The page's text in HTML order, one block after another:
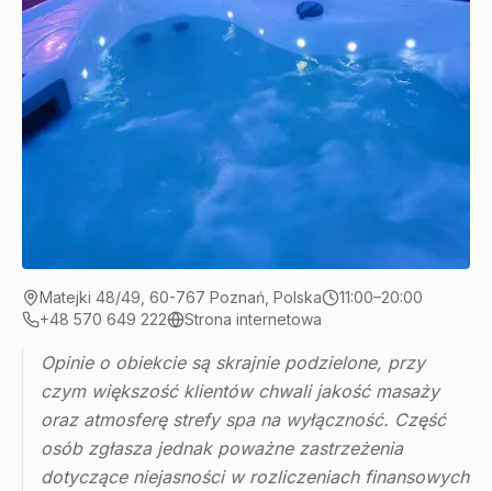
Matejki 48/49, 60-767 Poznań, Polska
11:00–20:00
+48 570 649 222
Strona internetowa
Opinie o obiekcie są skrajnie podzielone, przy
czym większość klientów chwali jakość masaży
oraz atmosferę strefy spa na wyłączność. Część
osób zgłasza jednak poważne zastrzeżenia
dotyczące niejasności w rozliczeniach finansowych